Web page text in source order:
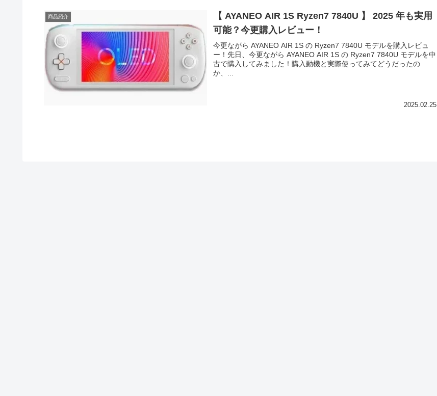
商品紹介
【 AYANEO AIR 1S Ryzen7 7840U 】 2025 年も実用
可能？今更購入レビュー！
今更ながら AYANEO AIR 1S の Ryzen7 7840U モデルを購入レビュ
ー！先日、今更ながら AYANEO AIR 1S の Ryzen7 7840U モデルを中
古で購入してみました！購入動機と実際使ってみてどうだったの
か、...
2025.02.25